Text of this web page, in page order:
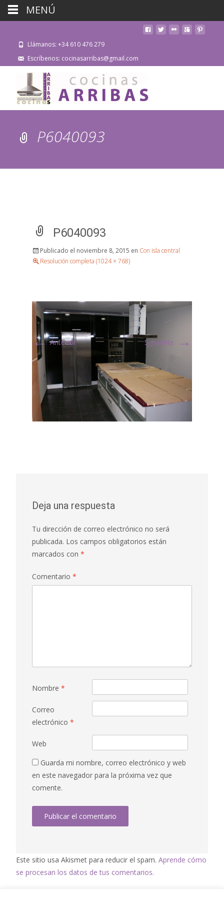
Llámanos: +34 610 476 279
Escríbenos: cocinasarribas@gmail.com
P6040093
P6040093
Publicado el noviembre 8, 2015 en Con isla central
Resolución completa (1024 × 768)
←Anterior Siguiente →
Deja una respuesta
Tu dirección de correo electrónico no será
publicada. Los campos obligatorios están
marcados con *
Comentario *
Nombre *
Correo
electrónico *
Web
Guarda mi nombre, correo electrónico y web
en este navegador para la próxima vez que
comente.
Este sitio usa Akismet para reducir el spam. Aprende cómo
se procesan los datos de tus comentarios.
MENÚ